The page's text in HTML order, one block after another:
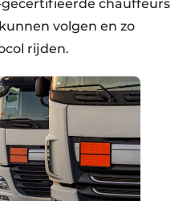
gecertifieerde chauffeurs
volgen en zo
rijden.